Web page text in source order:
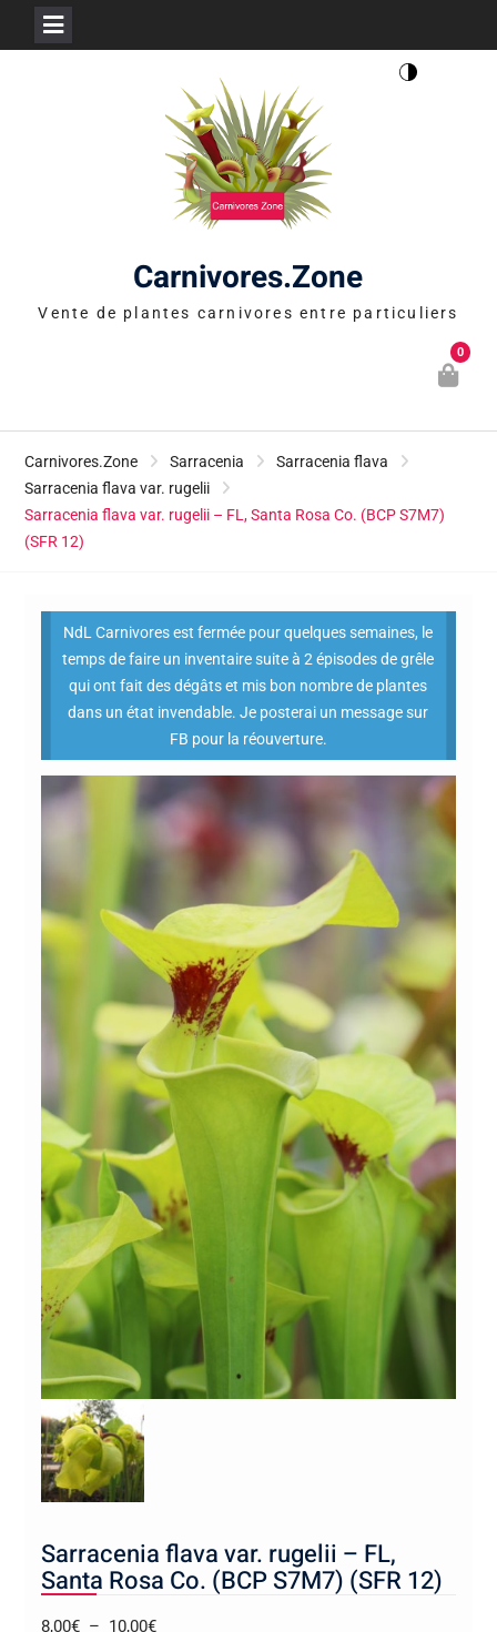
Carnivores.Zone
Vente de plantes carnivores entre particuliers
0
Carnivores.Zone Sarracenia
Sarracenia flava
Sarracenia flava var. rugelii
Sarracenia flava var. rugelii – FL, Santa Rosa Co. (BCP S7M7)
(SFR 12)
NdL Carnivores est fermée pour quelques semaines, le
temps de faire un inventaire suite à 2 épisodes de grêle
qui ont fait des dégâts et mis bon nombre de plantes
dans un état invendable. Je posterai un message sur
FB pour la réouverture.
Sarracenia flava var. rugelii – FL,
Santa Rosa Co. (BCP S7M7) (SFR 12)
8,00€ – 10,00€Plage